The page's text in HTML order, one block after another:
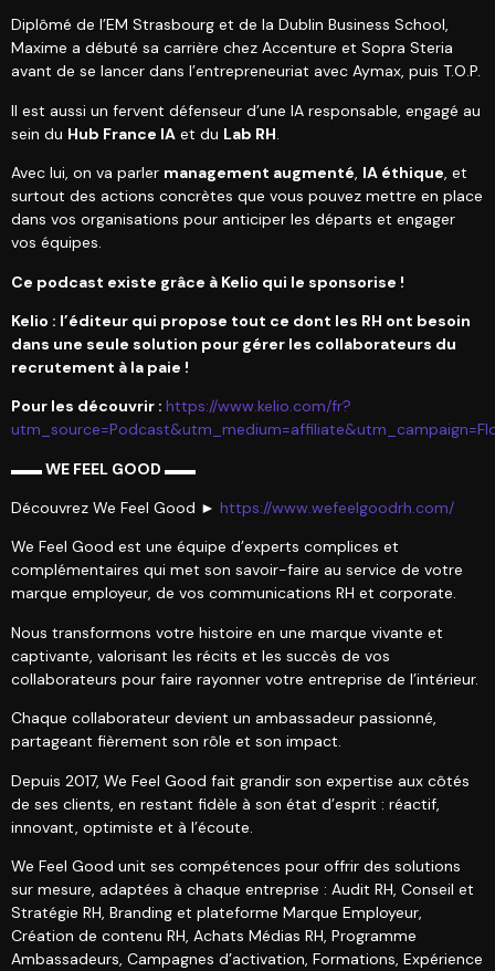
Diplômé de l’EM Strasbourg et de la Dublin Business School,
Maxime a débuté sa carrière chez Accenture et Sopra Steria
avant de se lancer dans l’entrepreneuriat avec Aymax, puis T.O.P.
Il est aussi un fervent défenseur d’une IA responsable, engagé au
sein du Hub France IA et du Lab RH.
Avec lui, on va parler management augmenté, IA éthique, et
surtout des actions concrètes que vous pouvez mettre en place
dans vos organisations pour anticiper les départs et engager
vos équipes.
Ce podcast existe grâce à Kelio qui le sponsorise !
Kelio : l’éditeur qui propose tout ce dont les RH ont besoin
dans une seule solution pour gérer les collaborateurs du
recrutement à la paie !
Pour les découvrir : https://www.kelio.com/fr?
▬▬ WE FEEL GOOD ▬▬
Découvrez We Feel Good ► https://www.wefeelgoodrh.com/
We Feel Good est une équipe d’experts complices et
complémentaires qui met son savoir-faire au service de votre
marque employeur, de vos communications RH et corporate.
Nous transformons votre histoire en une marque vivante et
captivante, valorisant les récits et les succès de vos
collaborateurs pour faire rayonner votre entreprise de l’intérieur.
Chaque collaborateur devient un ambassadeur passionné,
partageant fièrement son rôle et son impact.
Depuis 2017, We Feel Good fait grandir son expertise aux côtés
de ses clients, en restant fidèle à son état d’esprit : réactif,
innovant, optimiste et à l’écoute.
We Feel Good unit ses compétences pour offrir des solutions
sur mesure, adaptées à chaque entreprise : Audit RH, Conseil et
Stratégie RH, Branding et plateforme Marque Employeur,
Création de contenu RH, Achats Médias RH, Programme
Ambassadeurs, Campagnes d’activation, Formations, Expérience